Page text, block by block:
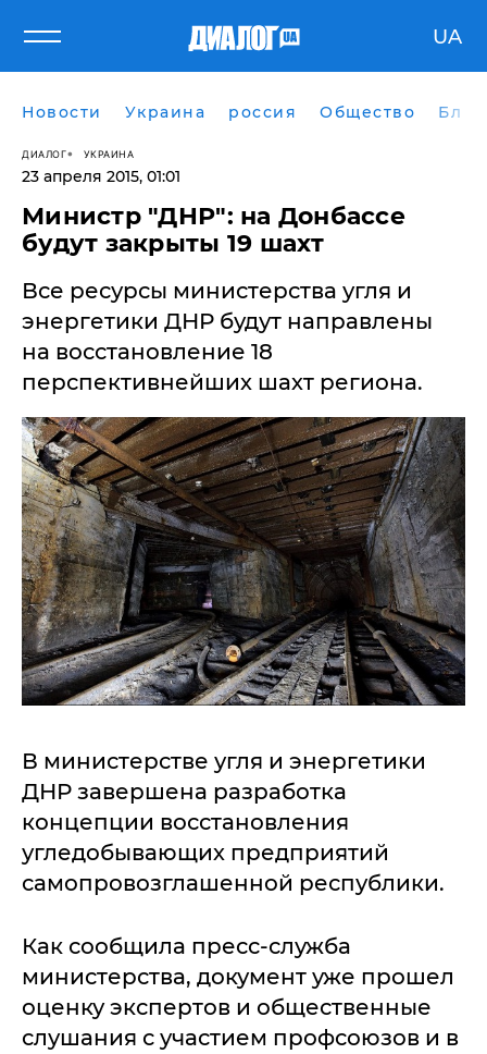
UA
Новости Украина россия Общество
ДИАЛОГ УКРАИНА
23 апреля 2015, 01:01
Министр "ДНР": на Донбассе
будут закрыты 19 шахт
Все ресурсы министерства угля и
энергетики ДНР будут направлены
на восстановление 18
перспективнейших шахт региона.
В министерстве угля и энергетики
ДНР завершена разработка
концепции восстановления
угледобывающих предприятий
самопровозглашенной республики.
Как сообщила пресс-служба
министерства, документ уже прошел
оценку экспертов и общественные
слушания с участием профсоюзов и в